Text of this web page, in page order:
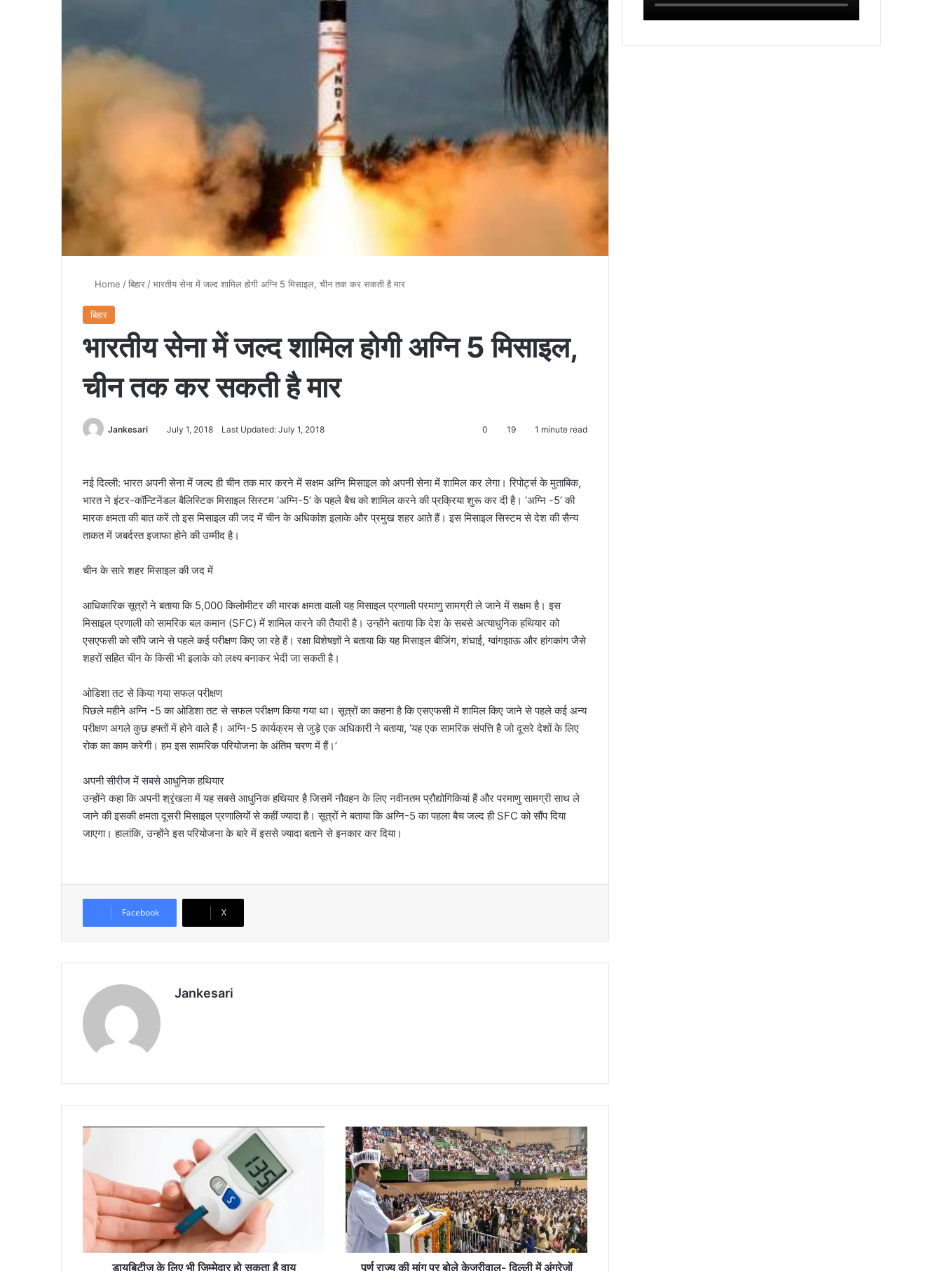
Home /बिहार /भारतीय सेना में जल्द शामिल होगी अग्नि 5 मिसाइल, चीन तक कर सकती है मार
बिहार
भारतीय सेना में जल्द शामिल होगी अग्नि 5 मिसाइल,
चीन तक कर सकती है मार
Jankesari July 1, 2018 Last Updated: July 1, 2018 0 19 1 minute read
नई दिल्ली: भारत अपनी सेना में जल्द ही चीन तक मार करने में सक्षम अग्नि मिसाइल को अपनी सेना में शामिल कर लेगा। रिपोर्ट्स के मुताबिक,
भारत ने इंटर-कॉन्टिनेंडल बैलिस्टिक मिसाइल सिस्टम ‘अग्नि-5’ के पहले बैच को शामिल करने की प्रक्रिया शुरू कर दी है। ‘अग्नि -5’ की
मारक क्षमता की बात करें तो इस मिसाइल की जद में चीन के अधिकांश इलाके और प्रमुख शहर आते हैं। इस मिसाइल सिस्टम से देश की सैन्य
ताकत में जबर्दस्त इजाफा होने की उम्मीद है।
चीन के सारे शहर मिसाइल की जद में
आधिकारिक सूत्रों ने बताया कि 5,000 किलोमीटर की मारक क्षमता वाली यह मिसाइल प्रणाली परमाणु सामग्री ले जाने में सक्षम है। इस
मिसाइल प्रणाली को सामरिक बल कमान (SFC) में शामिल करने की तैयारी है। उन्होंने बताया कि देश के सबसे अत्याधुनिक हथियार को
एसएफसी को सौंपे जाने से पहले कई परीक्षण किए जा रहे हैं। रक्षा विशेषज्ञों ने बताया कि यह मिसाइल बीजिंग, शंघाई, ग्वांगझाऊ और हांगकांग जैसे
शहरों सहित चीन के किसी भी इलाके को लक्ष्य बनाकर भेदी जा सकती है।
ओडिशा तट से किया गया सफल परीक्षण
पिछले महीने अग्नि -5 का ओडिशा तट से सफल परीक्षण किया गया था। सूत्रों का कहना है कि एसएफसी में शामिल किए जाने से पहले कई अन्य
परीक्षण अगले कुछ हफ्तों में होने वाले हैं। अग्नि-5 कार्यक्रम से जुड़े एक अधिकारी ने बताया, ‘यह एक सामरिक संपत्ति है जो दूसरे देशों के लिए
रोक का काम करेगी। हम इस सामरिक परियोजना के अंतिम चरण में हैं।’
अपनी सीरीज में सबसे आधुनिक हथियार
उन्होंने कहा कि अपनी श्रृंखला में यह सबसे आधुनिक हथियार है जिसमें नौवहन के लिए नवीनतम प्रौद्योगिकियां हैं और परमाणु सामग्री साथ ले
जाने की इसकी क्षमता दूसरी मिसाइल प्रणालियों से कहीं ज्यादा है। सूत्रों ने बताया कि अग्नि-5 का पहला बैच जल्द ही SFC को सौंप दिया
जाएगा। हालांकि, उन्होंने इस परियोजना के बारे में इससे ज्यादा बताने से इनकार कर दिया।
Facebook X
Jankesari
डा
य
लि
भी
डायबिटीज के लिए भी जिम्मेदार हो सकता है वायु
पू
र्ण
रा
ज्य
की
मां
प
र
पूर्ण राज्य की मांग पर बोले केजरीवाल- दिल्ली में अंग्रेजों